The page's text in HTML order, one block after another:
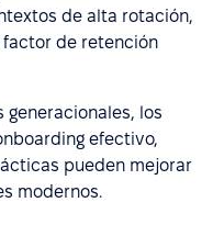
de alta rotación,
de retención
generacionales, los
efectivo,
pueden mejorar
modernos.